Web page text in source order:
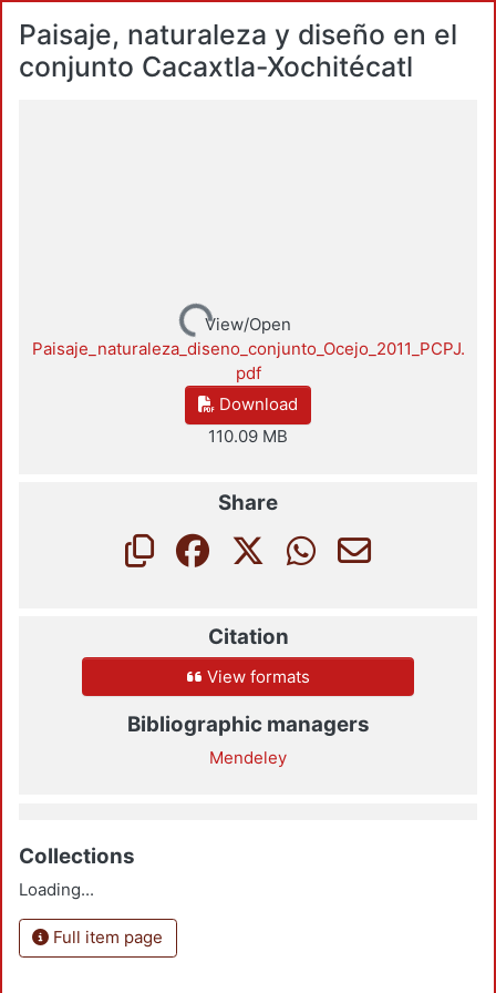
Paisaje, naturaleza y diseño en el
conjunto Cacaxtla-Xochitécatl
Loading...View/Open
Paisaje_naturaleza_diseno_conjunto_Ocejo_2011_PCPJ.
pdf
Download
110.09 MB
Share
Citation
View formats
Bibliographic managers
Mendeley
Collections
Loading...
Full item page